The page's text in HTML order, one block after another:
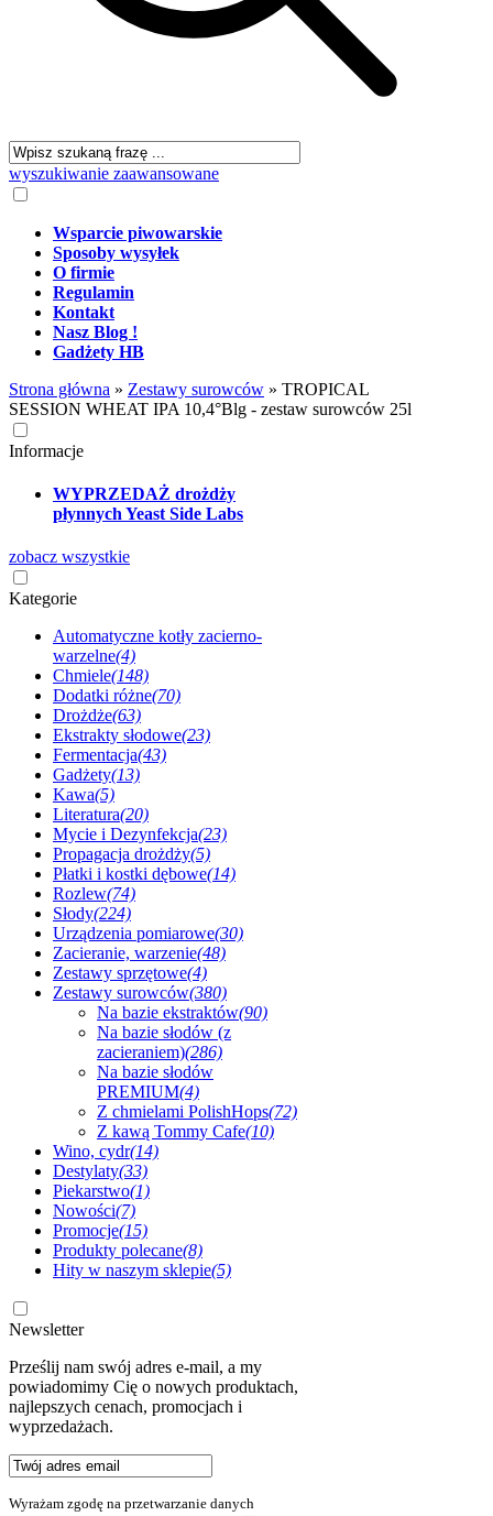
wyszukiwanie zaawansowane
Wsparcie piwowarskie
Sposoby wysyłek
O firmie
Regulamin
Kontakt
Nasz Blog !
Gadżety HB
Strona główna » Zestawy surowców » TROPICAL
SESSION WHEAT IPA 10,4°Blg - zestaw surowców 25l
Informacje
WYPRZEDAŻ drożdży
płynnych Yeast Side Labs
zobacz wszystkie
Kategorie
Automatyczne kotły zacierno-
warzelne(4)
Chmiele(148)
Dodatki różne(70)
Drożdże(63)
Ekstrakty słodowe(23)
Fermentacja(43)
Gadżety(13)
Kawa(5)
Literatura(20)
Mycie i Dezynfekcja(23)
Propagacja drożdży(5)
Płatki i kostki dębowe(14)
Rozlew(74)
Słody(224)
Urządzenia pomiarowe(30)
Zacieranie, warzenie(48)
Zestawy sprzętowe(4)
Zestawy surowców(380)
Na bazie ekstraktów(90)
Na bazie słodów (z
zacieraniem)(286)
Na bazie słodów
PREMIUM(4)
Z chmielami PolishHops(72)
Z kawą Tommy Cafe(10)
Wino, cydr(14)
Destylaty(33)
Piekarstwo(1)
Nowości(7)
Promocje(15)
Produkty polecane(8)
Hity w naszym sklepie(5)
Newsletter
Prześlij nam swój adres e-mail, a my
powiadomimy Cię o nowych produktach,
najlepszych cenach, promocjach i
wyprzedażach.
Wyrażam zgodę na przetwarzanie danych